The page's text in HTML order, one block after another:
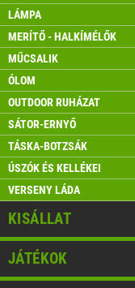
LÁMPA
MERÍTŐ - HALKÍMÉLŐK
MŰCSALIK
ÓLOM
OUTDOOR RUHÁZAT
SÁTOR-ERNYŐ
TÁSKA-BOTZSÁK
ÚSZÓK ÉS KELLÉKEI
VERSENY LÁDA
KISÁLLAT
JÁTÉKOK